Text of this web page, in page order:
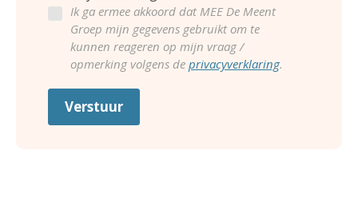
Ik ga ermee akkoord dat MEE De Meent
Groep mijn gegevens gebruikt om te
kunnen reageren op mijn vraag /
opmerking volgens de privacyverklaring.
Verstuur